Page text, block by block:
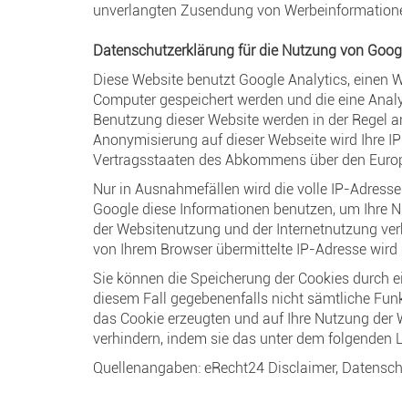
unverlangten Zusendung von
Datenschutzerklärung für die Nutzung von
Diese Website benutzt Google Analytics, einen
Computer gespeichert werden und die eine
Benutzung dieser Website werden in der Regel
Anonymisierung auf dieser Webseite wird Ihre
Vertragsstaaten des Abkommens über den
Nur in Ausnahmefällen wird die volle IP-
Google diese Informationen benutzen, um Ihre
der Websitenutzung und der Internetnutzung
von Ihrem Browser übermittelte IP-Adresse
Sie können die Speicherung der Cookies durch
diesem Fall gegebenenfalls nicht sämtliche
das Cookie erzeugten und auf Ihre Nutzung
verhindern, indem sie das unter dem
Quellenangaben: eRecht24 Disclaimer,